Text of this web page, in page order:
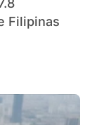
Filipinas